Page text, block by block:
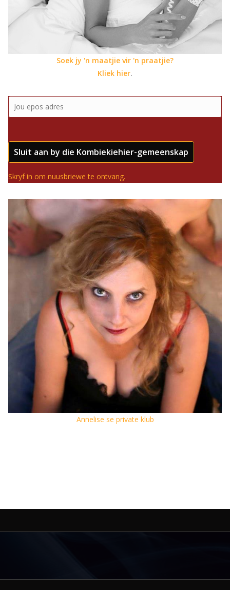
Soek jy 'n maatjie vir 'n praatjie?
Kliek hier.
Sluit aan by die Kombiekiehier-gemeenskap
Skryf in om nuusbriewe te ontvang.
Annelise se private klub